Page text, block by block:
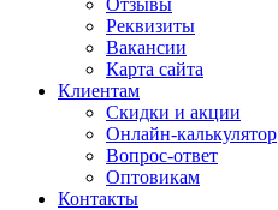
Отзывы
Реквизиты
Вакансии
Карта сайта
Клиентам
Скидки и акции
Онлайн-калькулятор
Вопрос-ответ
Оптовикам
Контакты